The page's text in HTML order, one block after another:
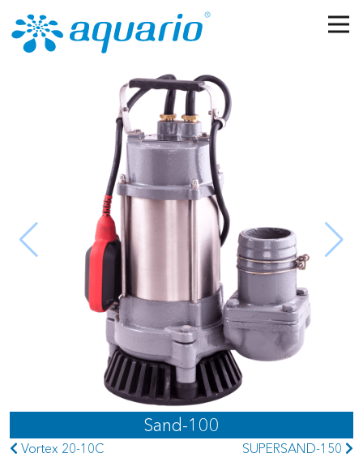
Перейти к основному содержанию
Sand-100
Vortex 20-10C SUPERSAND-150